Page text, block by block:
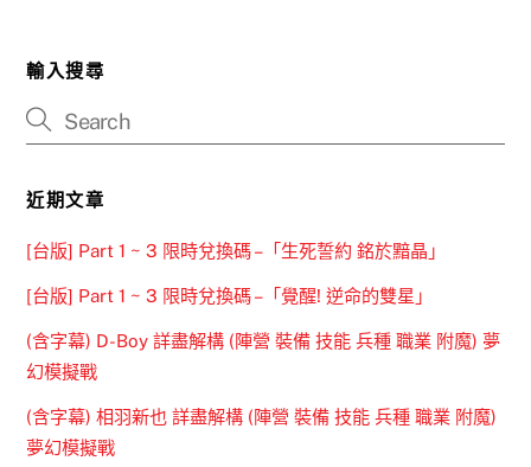
輸入搜尋
近期文章
[台版] Part 1 ~ 3 限時兌換碼 –「生死誓約 銘於黯晶」
[台版] Part 1 ~ 3 限時兌換碼 –「覺醒! 逆命的雙星」
(含字幕) D-Boy 詳盡解構 (陣營 裝備 技能 兵種 職業 附魔) 夢
幻模擬戰
(含字幕) 相羽新也 詳盡解構 (陣營 裝備 技能 兵種 職業 附魔)
夢幻模擬戰